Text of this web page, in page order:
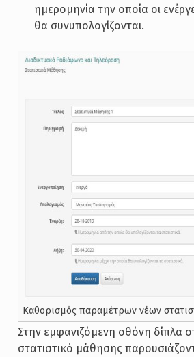
ημερομηνία την οποία οι
θα συνυπολογίζονται.
Καθορισμός παραμέτρων νέων
Στην εμφανιζόμενη οθόνη δίπλα
στατιστικό μάθησης